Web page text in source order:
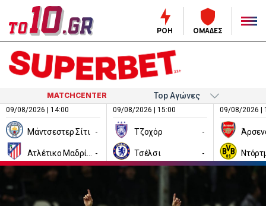
ΡΟΗ ΟΜΑΔΕΣ
MATCHCENTER
09/08/2026 | 14:00
Μάντσεστερ Σίτι -
-
09/08/2026 | 15:00
Τζοχόρ -
Τσέλσι -
09/08/2026 |